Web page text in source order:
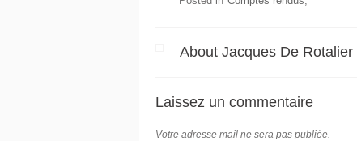
About Jacques De Rotalier
Laissez un commentaire
Votre adresse mail ne sera pas publiée.